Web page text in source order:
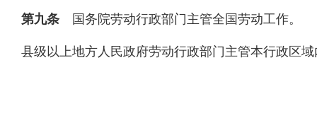
第九条 国务院劳动行政部门主管全国劳动工作。
县级以上地方人民政府劳动行政部门主管本行政区